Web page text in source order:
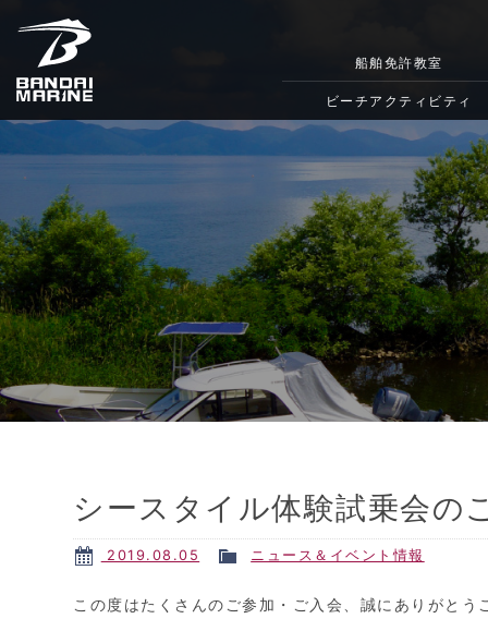
船舶免許教室
ビーチアクティビティ
シースタイル体験試乗会の
2019.08.05 ニュース＆イベント情報
この度はたくさんのご参加・ご入会、誠にありがとう